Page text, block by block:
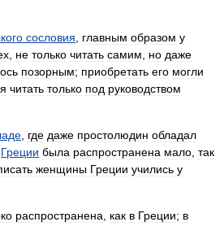
сословия, главным образом у
, не только читать самим, но даже
позорным; приобретать его могли
читать только под руководством
, где даже простолюдин обладал
Греции была распространена мало, так
женщины Греции учились у
распространена, как в Греции; в